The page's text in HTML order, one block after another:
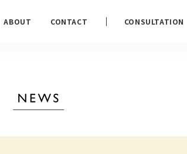
ABOUT CONTACT CONSULTATION